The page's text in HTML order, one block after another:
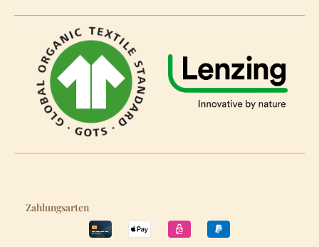
Zahlungsarten